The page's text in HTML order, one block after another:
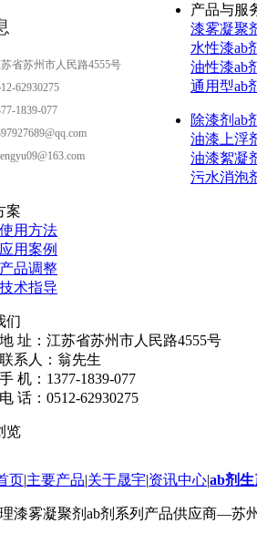
省苏州市人民路4555号
62930275
1839-077
产品与服
漆雾凝聚
水性漆ab
油性漆ab
通用型ab
除漆剂ab
油漆上浮
油漆絮凝
污水消泡
案
使用方法
应用案例
产品调整
技术指导
们
地 址： 江苏省苏州市人民路4555号
联系人： 翁先生
手 机： 1377-1839-077
电 话： 0512-62930275
览
页|主要产品|关于晟宇|资讯中心|ab剂
漆雾凝聚剂ab剂系列产品供应商—苏